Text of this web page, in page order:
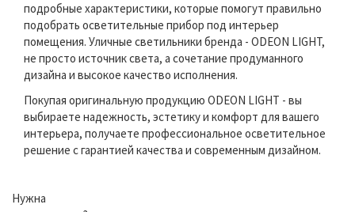
подробные характеристики, которые помогут правильно
подобрать осветительные прибор под интерьер
помещения. Уличные светильники бренда - ODEON LIGHT,
не просто источник света, а сочетание продуманного
дизайна и высокое качество исполнения.
Покупая оригинальную продукцию ODEON LIGHT - вы
выбираете надежность, эстетику и комфорт для вашего
интерьера, получаете профессиональное осветительное
решение с гарантией качества и современным дизайном.
Нужна